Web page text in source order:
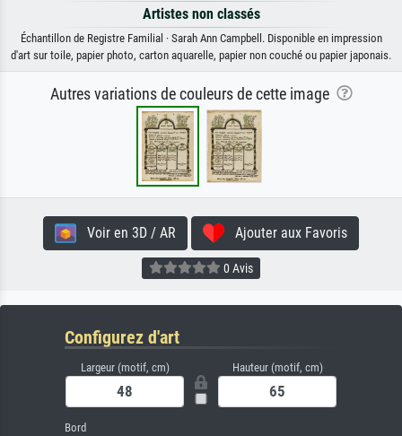
Artistes non classés
Échantillon de Registre Familial · Sarah Ann Campbell. Disponible en impression
d'art sur toile, papier photo, carton aquarelle, papier non couché ou papier japonais.
Autres variations de couleurs de cette image
Voir en 3D / AR Ajouter aux Favoris
0 Avis
Configurez d'art
Largeur (motif, cm) Hauteur (motif, cm)
Bord